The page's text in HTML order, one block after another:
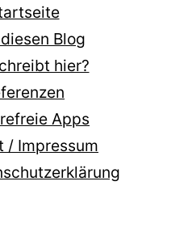
Blog
hier?
Apps
/ Impressum